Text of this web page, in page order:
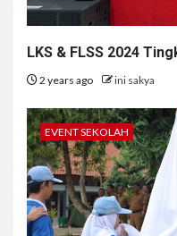
LKS & FLSS 2024
2 years ago ini sakya
EVENT SEKOLAH